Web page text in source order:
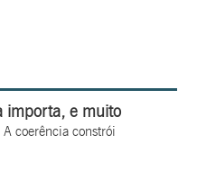
importa, e muito
coerência constrói